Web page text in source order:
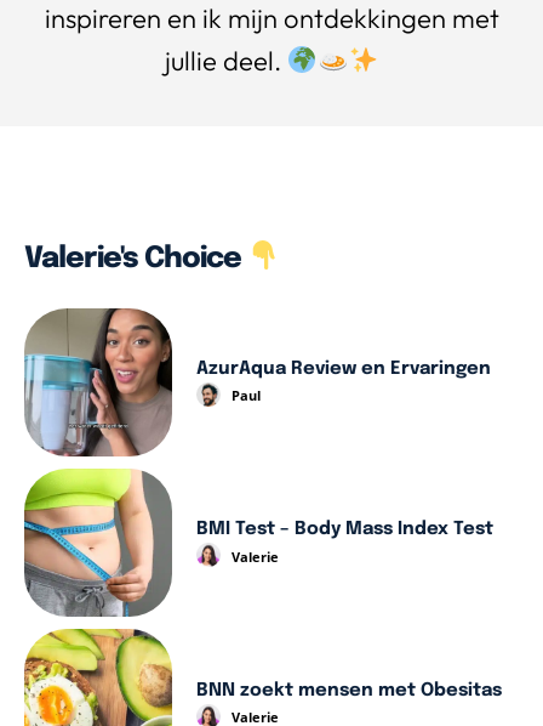
inspireren en ik mijn ontdekkingen met
jullie deel.
Valerie's Choice
AzurAqua Review en Ervaringen
Paul
BMI Test – Body Mass Index Test
Valerie
BNN zoekt mensen met Obesitas
Valerie